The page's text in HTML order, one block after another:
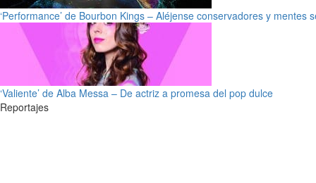
‘Performance’ de Bourbon Kings – Aléjense conservadores y mentes
‘Valiente’ de Alba Messa – De actriz a promesa del pop dulce
Reportajes